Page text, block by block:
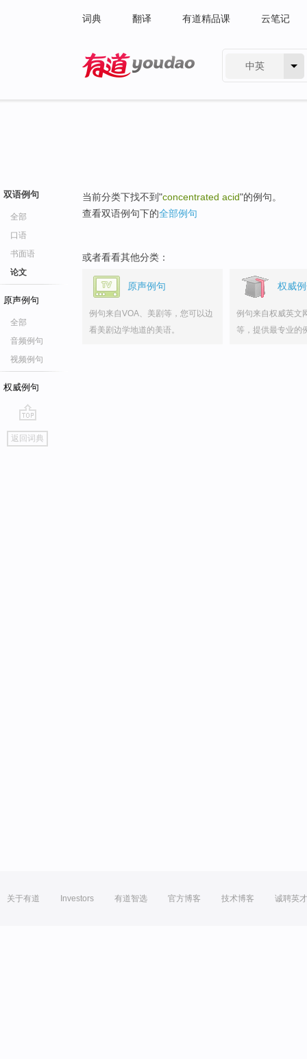
词典 翻译 有道精品课 云笔记
中英
双语例句
全部
口语
书面语
论文
原声例句
全部
音频例句
视频例句
权威例句
go
top
返回词典
当前分类下找不到"concentrated acid"的例句。
查看双语例句下的全部例句
或者看看其他分类：
原声例句
例句来自VOA、美剧等，您可以边
看美剧边学地道的美语。
权威
例句来自权威英文
等，提供最专业的
关于有道 Investors 有道智选 官方博客 技术博客 诚聘英才